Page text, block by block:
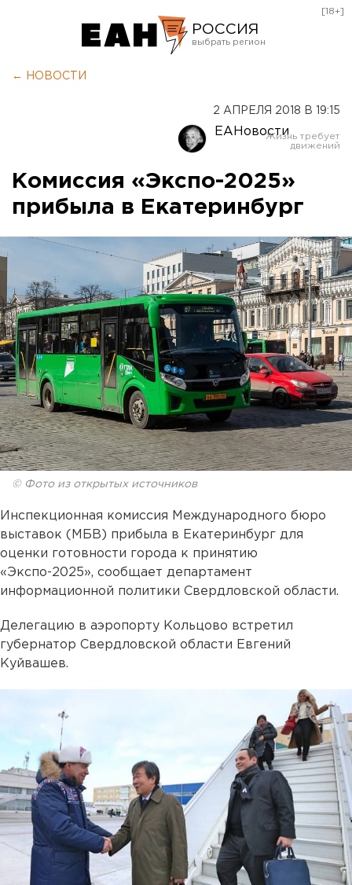
РОССИЯ
Оренбург
[18+]
← НОВОСТИ
2 АПРЕЛЯ 2018 В 19:15
ЕАНовости
Комиссия «Экспо-2025»
прибыла в Екатеринбург
© Фото из открытых источников
Инспекционная комиссия Международного бюро
выставок (МБВ) прибыла в Екатеринбург для
оценки готовности города к принятию
«Экспо-2025», сообщает департамент
информационной политики Свердловской области.
Делегацию в аэропорту Кольцово встретил
губернатор Свердловской области Евгений
Куйвашев.